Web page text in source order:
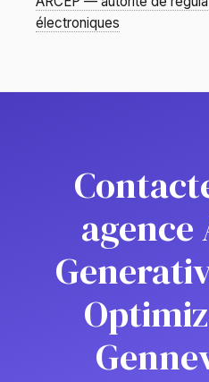
électroniques
agence